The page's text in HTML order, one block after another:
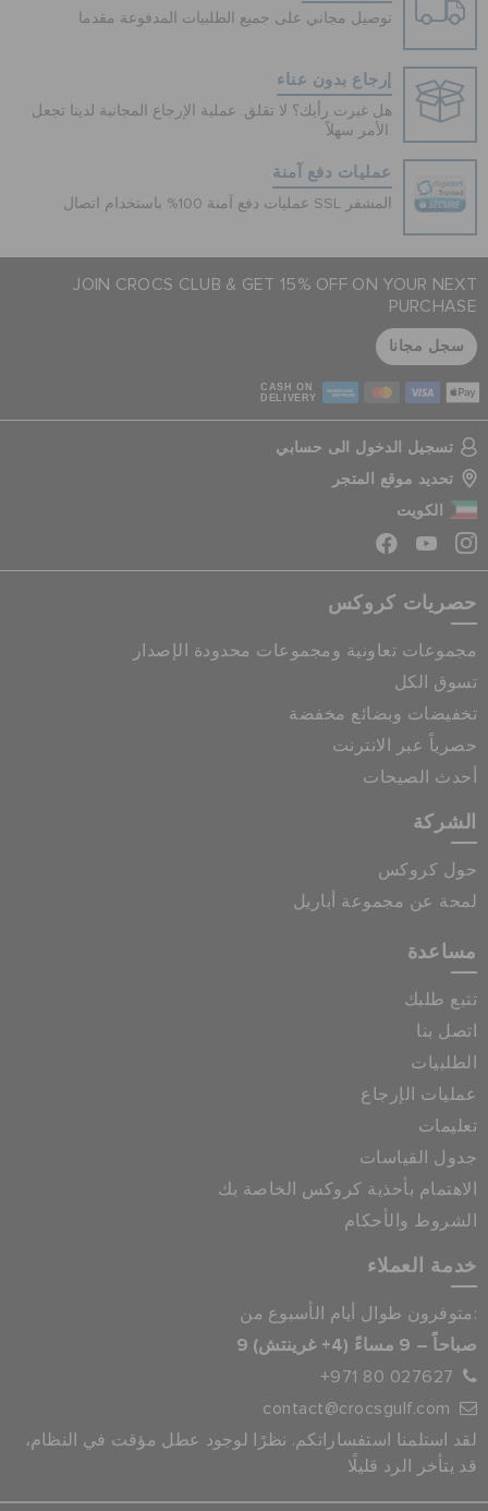
توصيل مجاني على جميع الطلبيات المدفوعة مقدما
إرجاع بدون عناء
هل غيرت رأيك؟ لا تقلق. عملية الإرجاع المجانية لدينا تجعل
الأمر سهلاً.
عمليات دفع آمنة
عمليات دفع آمنة 100% باستخدام اتصال SSL المشفر
JOIN CROCS CLUB & GET 15% OFF ON YOUR NEXT
PURCHASE
سجل مجانا
CASH ON
DELIVERY
تسجيل الدخول الى حسابي
تحديد موقع المتجر
الكويت
حصريات كروكس
مجموعات تعاونية ومجموعات محدودة الإصدار
تسوق الكل
تخفيضات وبضائع مخفضة
حصرياً عبر الانترنت
أحدث الصيحات
الشركة
حول كروكس
لمحة عن مجموعة أباريل
مساعدة
تتبع طلبك
اتصل بنا
الطلبيات
عمليات الإرجاع
تعليمات
جدول القياسات
الاهتمام بأحذية كروكس الخاصة بك
الشروط والأحكام
خدمة العملاء
متوفرون طوال أيام الأسبوع من:
9 صباحاً – 9 مساءً (4+ غرينتش)
+971 80 027627
contact@crocsgulf.com
لقد استلمنا استفساراتكم. نظرًا لوجود عطل مؤقت في النظام،
قد يتأخر الرد قليلًا